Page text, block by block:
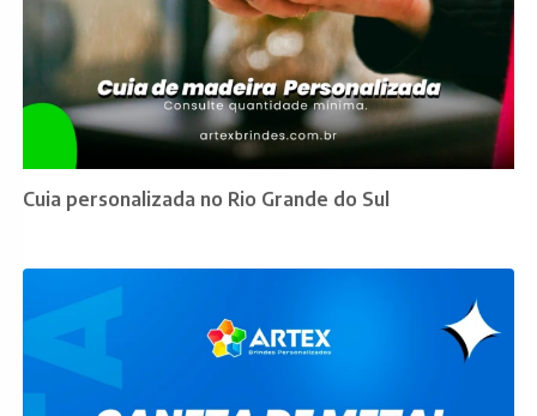
Cuia personalizada no Rio Grande do Sul